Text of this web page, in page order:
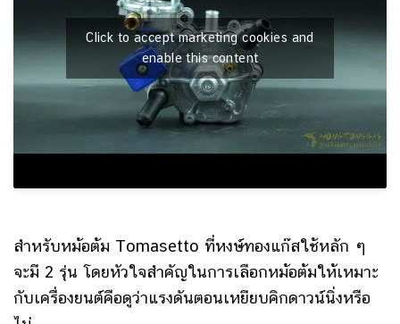
Click to accept marketing cookies and
enable this content
สำหรับหม้อต้ม Tomasetto ที่หงษ์ทองแก๊สใช้หลัก ๆ
จะมี 2 รุ่น โดยหัวใจสำคัญในการเลือกหม้อต้มให้เหมาะ
กับเครื่องยนต์คือดูว่าแรงดันตอนเหยียบคิกดาวน์นิ่งหรือ